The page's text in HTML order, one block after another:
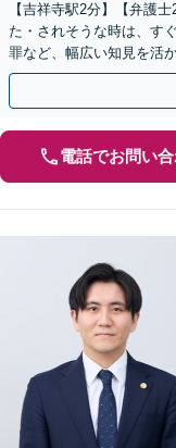
【吉祥寺駅2分】【弁護
た・されそうな時は、す
罪など、幅広い知見を活
電話でお問い